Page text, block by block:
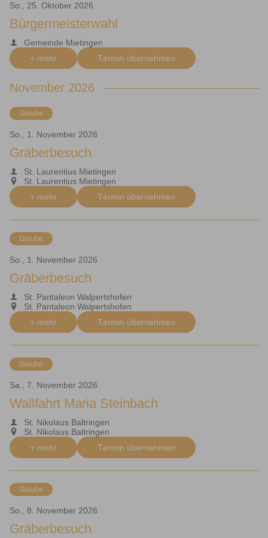
So., 25. Oktober 2026
Bürgermeisterwahl
Gemeinde Mietingen
+ mehr
Termin übernehmen
November 2026
So., 1. November 2026
Gräberbesuch
St. Laurentius Mietingen
St. Laurentius Mietingen
+ mehr
Termin übernehmen
Glaube
So., 1. November 2026
Gräberbesuch
St. Pantaleon Walpertshofen
St. Pantaleon Walpertshofen
+ mehr
Termin übernehmen
Glaube
Sa., 7. November 2026
Wallfahrt Maria Steinbach
St. Nikolaus Baltringen
St. Nikolaus Baltringen
+ mehr
Termin übernehmen
Glaube
So., 8. November 2026
Gräberbesuch
Glaube